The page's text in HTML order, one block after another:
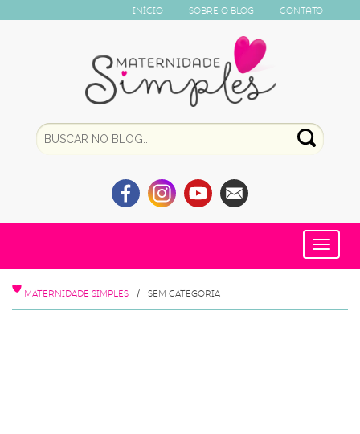
Início Sobre o Blog Contato
Toggle
MATERNIDADE SIMPLES SEM CATEGORIA